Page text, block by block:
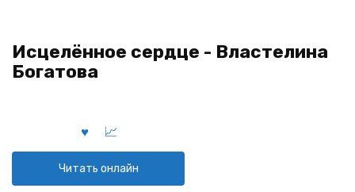
Исцелённое сердце - Властелина
Богатова
Читать онлайн